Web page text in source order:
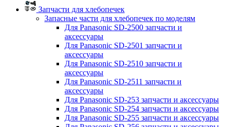
Запчасти для хлебопечек
Запасные части для хлебопечек по моделям
Для Panasonic SD-2500 запчасти и
аксессуары
Для Panasonic SD-2501 запчасти и
аксессуары
Для Panasonic SD-2510 запчасти и
аксессуары
Для Panasonic SD-2511 запчасти и
аксессуары
Для Panasonic SD-253 запчасти и аксессуары
Для Panasonic SD-254 запчасти и аксессуары
Для Panasonic SD-255 запчасти и аксессуары